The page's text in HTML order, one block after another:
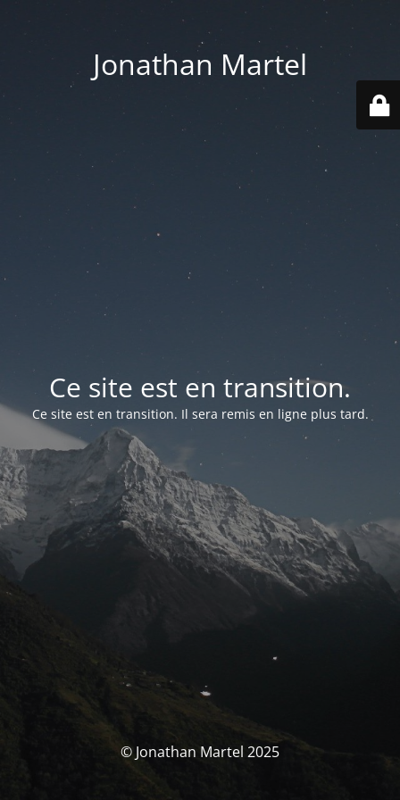
Jonathan Martel
Ce site est en transition.
Ce site est en transition. Il sera remis en ligne plus tard.
© Jonathan Martel 2025